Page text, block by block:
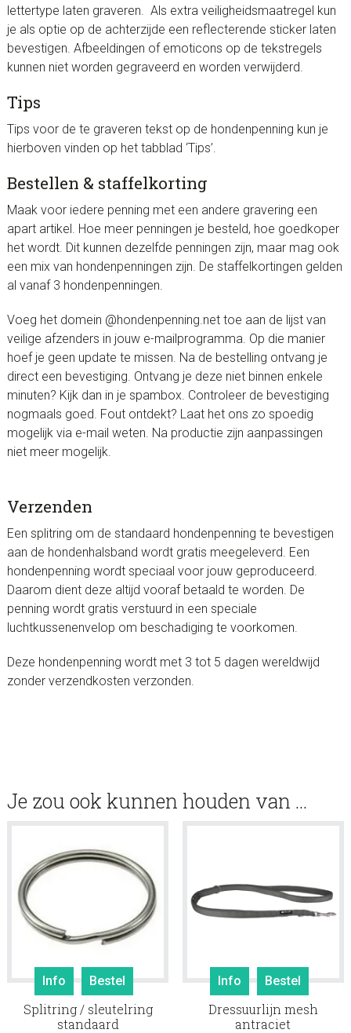
lettertype laten graveren. Als extra veiligheidsmaatregel kun
je als optie op de achterzijde een reflecterende sticker laten
bevestigen. Afbeeldingen of emoticons op de tekstregels
kunnen niet worden gegraveerd en worden verwijderd.
Tips
Tips voor de te graveren tekst op de hondenpenning kun je
hierboven vinden op het tabblad ‘Tips’.
Bestellen & staffelkorting
Maak voor iedere penning met een andere gravering een
apart artikel. Hoe meer penningen je besteld, hoe goedkoper
het wordt. Dit kunnen dezelfde penningen zijn, maar mag ook
een mix van hondenpenningen zijn. De staffelkortingen gelden
al vanaf 3 hondenpenningen.
Voeg het domein @hondenpenning.net toe aan de lijst van
veilige afzenders in jouw e-mailprogramma. Op die manier
hoef je geen update te missen. Na de bestelling ontvang je
direct een bevestiging. Ontvang je deze niet binnen enkele
minuten? Kijk dan in je spambox. Controleer de bevestiging
nogmaals goed. Fout ontdekt? Laat het ons zo spoedig
mogelijk via e-mail weten. Na productie zijn aanpassingen
niet meer mogelijk.
Verzenden
Een splitring om de standaard hondenpenning te bevestigen
aan de hondenhalsband wordt gratis meegeleverd. Een
hondenpenning wordt speciaal voor jouw geproduceerd.
Daarom dient deze altijd vooraf betaald te worden. De
penning wordt gratis verstuurd in een speciale
luchtkussenenvelop om beschadiging te voorkomen.
Deze hondenpenning wordt met 3 tot 5 dagen wereldwijd
zonder verzendkosten verzonden.
Je zou ook kunnen houden van …
Info Bestel
Splitring / sleutelring
standaard
Info Bestel
Dit
heeft
Dressuurlijn mesh
antraciet